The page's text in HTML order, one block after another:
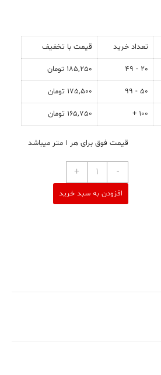
تعداد خرید قیمت با تخفیف
20 - 49
185,250 تومان
50 - 99
175,500 تومان
100 +
165,750 تومان
قیمت فوق برای هر 1 متر میباشد
-
+
افزودن به سبد خرید